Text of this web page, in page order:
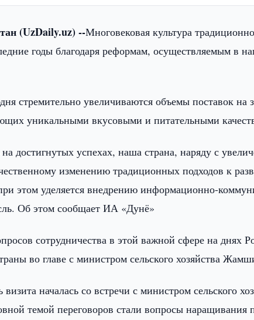
(UzDaily.uz) --Многовековая культура
годы благодаря реформам, осуществляемым в
стремительно увеличиваются объемы поставок
уникальными вкусовыми и питательными
достигнутых успехах, наша страна, наряду с
изменению традиционных подходов к
этом уделяется внедрению информационно-
Об этом сообщает ИА «Дунё»
сотрудничества в этой важной сфере на днях
во главе с министром сельского хозяйства
началась со встречи с министром сельского
темой переговоров стали вопросы наращивания